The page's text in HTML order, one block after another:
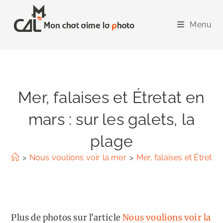
content
Menu
Mer, falaises et Étretat en
mars : sur les galets, la
plage
> Nous voulions voir la mer > Mer, falaises et
Plus de photos sur l'articleNous voulions voir la